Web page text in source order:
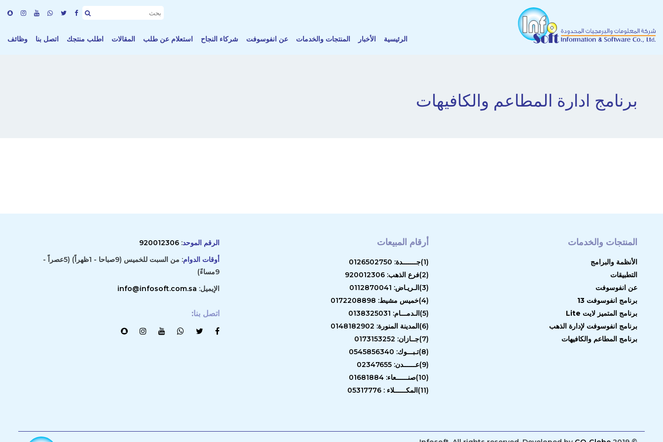
الرئيسية الأخبار المنتجات والخدمات عن انفوسوفت شركاء النجاح استعلام عن طلب المقالات اطلب منتجك اتصل بنا وظائف
برنامج ادارة المطاعم والكافيهات
المنتجات والخدمات
الأنظمة والبرامج
التطبيقات
عن انفوسوفت
برنامج انفوسوفت 13
برنامج المتميز لايت Lite
برنامج انفوسوفت لإدارة الذهب
برنامج المطاعم والكافيهات
أرقام المبيعات
(1)جـــــــدة: 0126502750
(2)فرع الذهب: 920012306
(3)الـريـاض: 0112870041
(4)خميس مشيط: 0172208898
(5)الـدمـــام: 0138325031
(6)المدينة المنورة: 0148182902
(7)جــازان: 0173153252
(8)تـبـــوك: 0545856340
(9)عــــــدن: 02347655
(10)صنــــــعاء: 01681884
(11)المكــــــلاء : 05317776
الرقم الموحد:
920012306
أوقات الدوام
: من السبت للخميس (9صباحا - 1ظهراً) (5عصراً -
9مساءً)
الإيميل: info@infosoft.com.sa
اتصل بنا: